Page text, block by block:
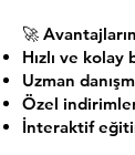
🚀
Hızlı ve
Uzman
Özel
İnteraktif